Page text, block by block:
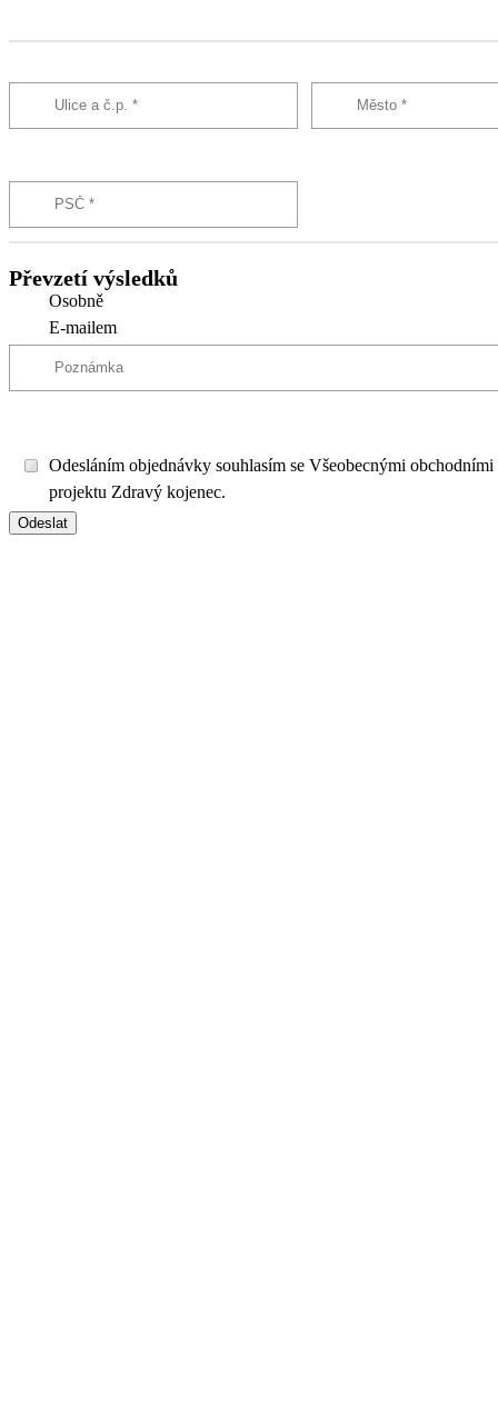
Převzetí výsledků
Osobně
E-mailem
Odesláním objednávky souhlasím se Všeobecnými
projektu Zdravý kojenec.